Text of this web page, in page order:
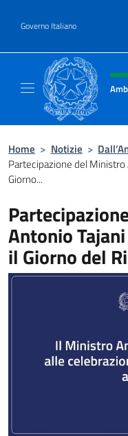
Governo Italiano
Intestazione
Home > Notizie >
Partecipazione del Ministro
Giorno...
Antonio
il Giorno del